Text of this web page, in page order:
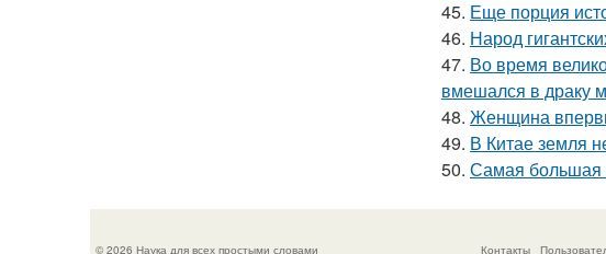
45. Еще порция
46. Народ
47. Во время
вмешался в драку
48. Женщина
49. В Китае земля
50. Самая большая
© 2026 Наука для всех простыми словами Контакты